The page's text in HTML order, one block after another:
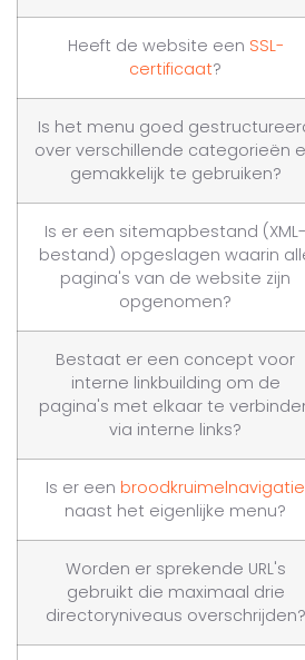
Heeft de website een SSL-
certificaat?
Is het menu goed
over verschillende categorieën
gemakkelijk te gebruiken?
Is er een sitemapbestand (XML-
bestand) opgeslagen waarin
pagina's van de website zijn
opgenomen?
Bestaat er een concept voor
interne linkbuilding om de
pagina's met elkaar te
via interne links?
Is er een broodkruimelnavigatie
naast het eigenlijke menu?
Worden er sprekende URL's
gebruikt die maximaal drie
directoryniveaus overschrijden?